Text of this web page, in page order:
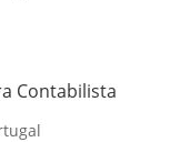
Contabilista